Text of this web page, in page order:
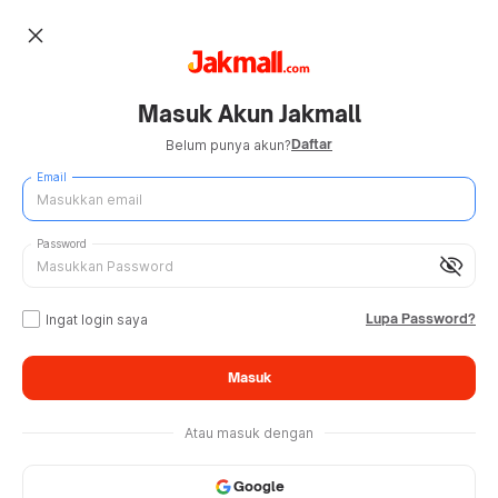
close
Masuk Akun Jakmall
Belum punya akun?Daftar
Email
visibility_off
Password
Ingat login saya Lupa Password?
Masuk
Atau masuk dengan
Google